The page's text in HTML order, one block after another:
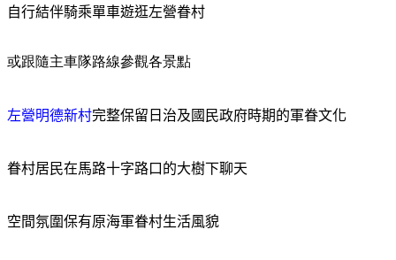
自行結伴騎乘單車遊逛左營眷村
或跟隨主車隊路線參觀各景點
左營明德新村完整保留日治及國民政府時期的軍眷文化
眷村居民在馬路十字路口的大樹下聊天
空間氛圍保有原海軍眷村生活風貌